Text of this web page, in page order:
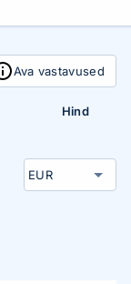
Ava vastavused
Hind